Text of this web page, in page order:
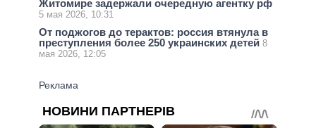
Житомире задержали очередную агентку рф
5 мая 2026, 10:31
От поджогов до терактов: россия втянула в
преступления более 250 украинских детей 8
мая 2026, 12:05